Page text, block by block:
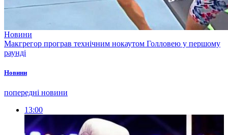
Новини
Макгрегор програв технічним нокаутом Голловею у першому
раунді
Новини
попередні новини
13:00